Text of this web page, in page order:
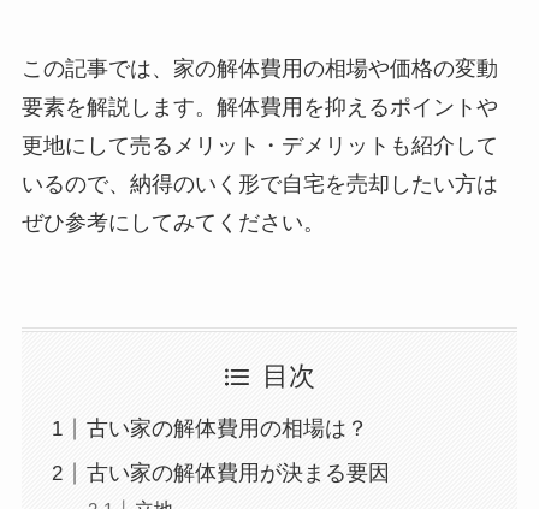
この記事では、家の解体費用の相場や価格の変動
要素を解説します。解体費用を抑えるポイントや
更地にして売るメリット・デメリットも紹介して
いるので、納得のいく形で自宅を売却したい方は
ぜひ参考にしてみてください。
目次
古い家の解体費用の相場は？
古い家の解体費用が決まる要因